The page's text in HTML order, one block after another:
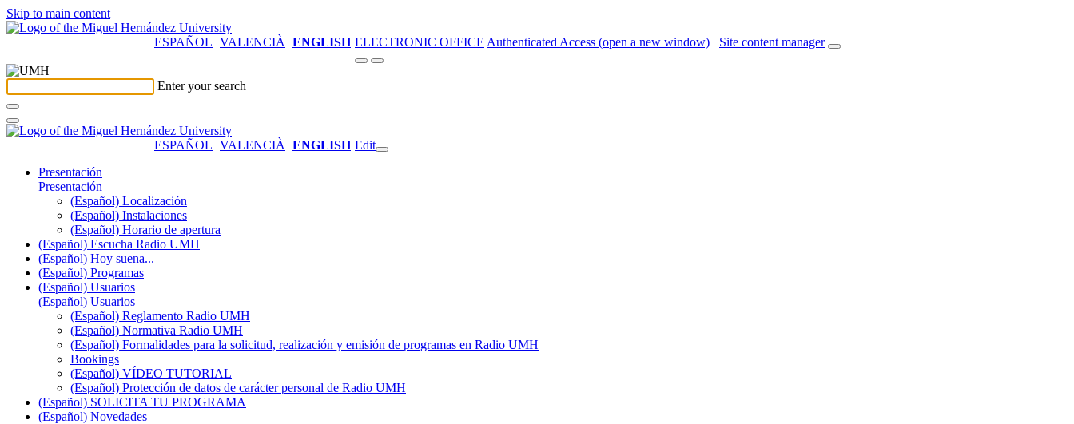
Skip to main content
ESPAÑOL VALENCIÀ ENGLISH ELECTRONIC OFFICE Authenticated Access (open a new window) Site content manager
Enter your search
ESPAÑOL VALENCIÀ ENGLISH Edit
Presentación
Presentación
(Español) Localización
(Español) Instalaciones
(Español) Horario de apertura
(Español) Escucha Radio UMH
(Español) Hoy suena...
(Español) Programas
(Español) Usuarios
(Español) Usuarios
(Español) Reglamento Radio UMH
(Español) Normativa Radio UMH
(Español) Formalidades para la solicitud, realización y emisión de programas en Radio UMH
Bookings
(Español) VÍDEO TUTORIAL
(Español) Protección de datos de carácter personal de Radio UMH
(Español) SOLICITA TU PROGRAMA
(Español) Novedades